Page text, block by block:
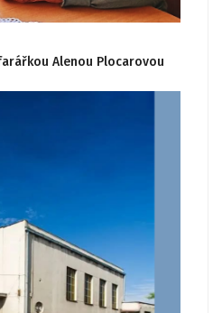
Alenou Plocarovou